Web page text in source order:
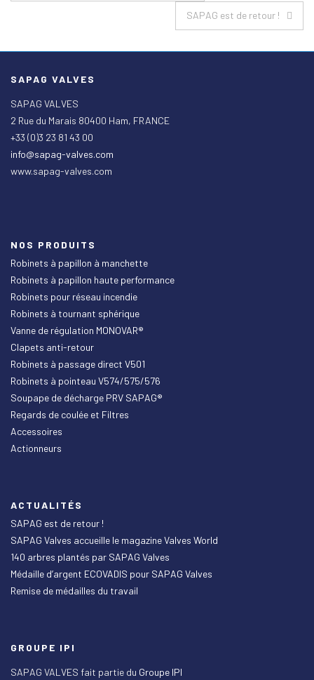
SAPAG est de retour !
SAPAG VALVES
SAPAG VALVES
2 Rue du Marais 80400 Ham, FRANCE
+33 (0)3 23 81 43 00
info@sapag-valves.com
www.sapag-valves.com
NOS PRODUITS
Robinets à papillon à manchette
Robinets à papillon haute performance
Robinets pour réseau incendie
Robinets à tournant sphérique
Vanne de régulation MONOVAR®
Clapets anti-retour
Robinets à passage direct V501
Robinets à pointeau V574/575/576
Soupape de décharge PRV SAPAG®
Regards de coulée et Filtres
Accessoires
Actionneurs
ACTUALITÉS
SAPAG est de retour !
SAPAG Valves accueille le magazine Valves World
140 arbres plantés par SAPAG Valves
Médaille d’argent ECOVADIS pour SAPAG Valves
Remise de médailles du travail
GROUPE IPI
SAPAG VALVES fait partie du Groupe IPI